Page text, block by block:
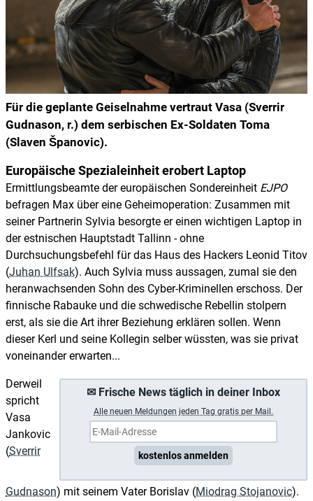
Für die geplante Geiselnahme vertraut Vasa (Sverrir
Gudnason, r.) dem serbischen Ex-Soldaten Toma
(Slaven Španovic).
Europäische Spezialeinheit erobert Laptop
Ermittlungsbeamte der europäischen Sondereinheit EJPO
befragen Max über eine Geheimoperation: Zusammen mit
seiner Partnerin Sylvia besorgte er einen wichtigen Laptop in
der estnischen Hauptstadt Tallinn - ohne
Durchsuchungsbefehl für das Haus des Hackers Leonid Titov
(Juhan Ulfsak). Auch Sylvia muss aussagen, zumal sie den
heranwachsenden Sohn des Cyber-Kriminellen erschoss. Der
finnische Rabauke und die schwedische Rebellin stolpern
erst, als sie die Art ihrer Beziehung erklären sollen. Wenn
dieser Kerl und seine Kollegin selber wüssten, was sie privat
voneinander erwarten...
✉ Frische News täglich in deiner Inbox
A lle neuen Meldungen jeden Tag gratis per Mail.
kostenlos anmelden
Derweil
spricht
Vasa
Jankovic
(Sverrir
Gudnason) mit seinem Vater Borislav (Miodrag Stojanovic).